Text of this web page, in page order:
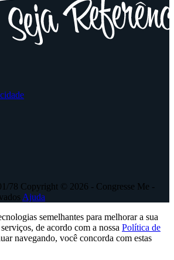
78 Copyright © 2026 - Congresse Me -
Ajuda
semelhantes para melhorar a sua
de acordo com a nossa Política de
navegando, você concorda com estas